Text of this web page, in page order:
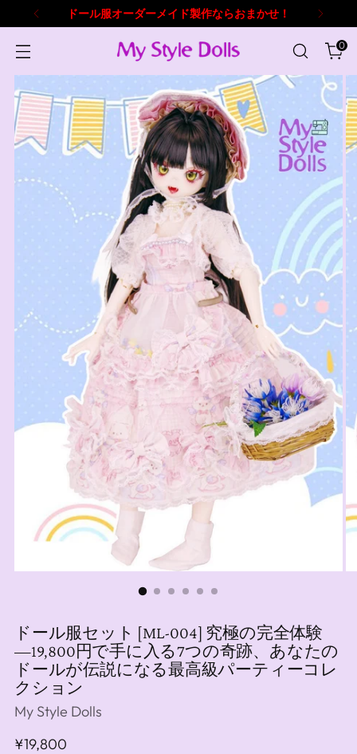
ドール服オーダーメイド製作ならおまかせ！
0
ドール服セット [ML-004] 究極の完全体験
―19,800円で手に入る7つの奇跡、あなたの
ドールが伝説になる最高級パーティーコレ
クション
My Style Dolls
通
¥19,800